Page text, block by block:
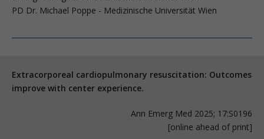
PD Dr. Michael Poppe - Medizinische Universität Wien
Extracorporeal cardiopulmonary resuscitation: Outcomes
improve with center experience.
Ann Emerg Med 2025; 17:S0196
[online ahead of print]